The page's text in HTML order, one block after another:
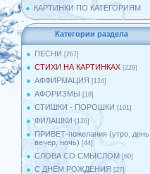
КАРТИНКИ ПО КАТЕГОРИЯМ
Категории раздела
ПЕСНИ [267]
СТИХИ НА КАРТИНКАХ [229]
АФФИРМАЦИЯ [124]
АФОРИЗМЫ [18]
СТИШКИ - ПОРОШКИ [101]
ФИЛАШКИ [126]
ПРИВЕТ-пожелания (утро, день,
вечер, ночь) [44]
СЛОВА СО СМЫСЛОМ [60]
С ДНЁМ РОЖДЕНИЯ [27]